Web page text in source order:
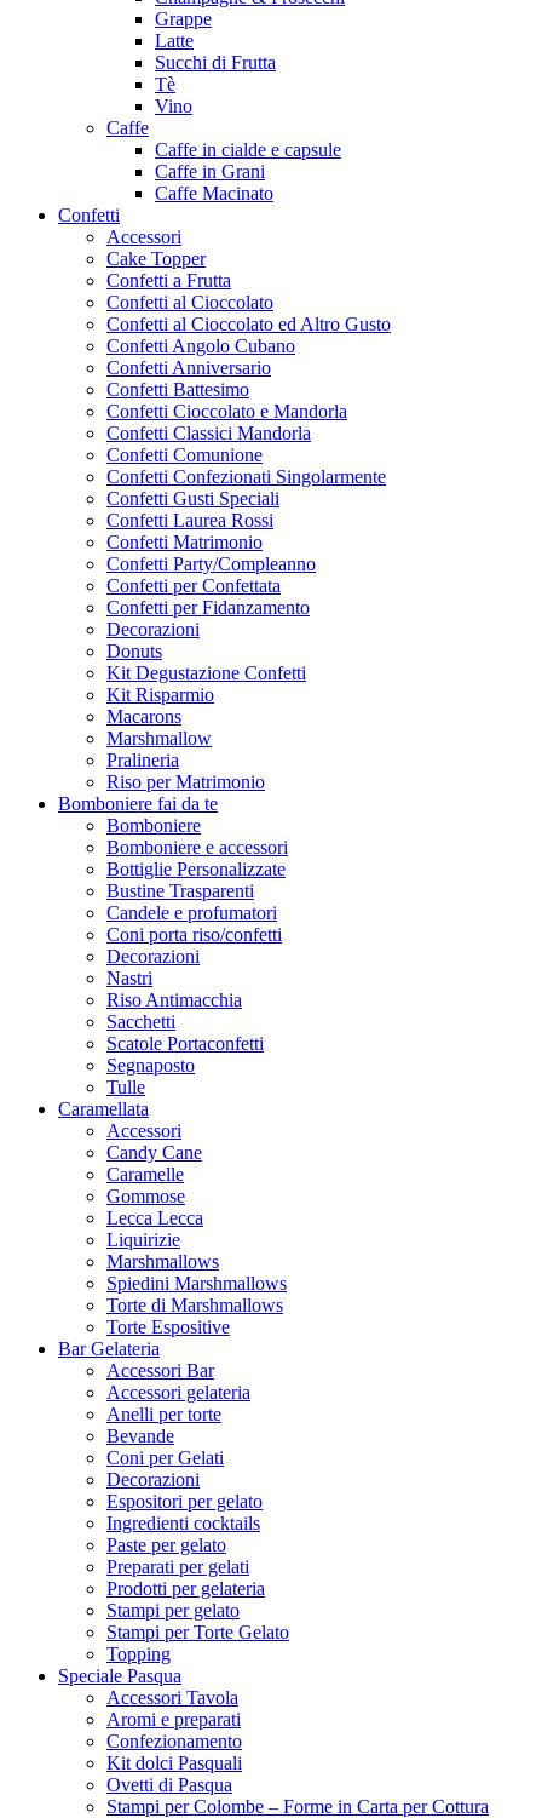
Grappe
Latte
Succhi di Frutta
Tè
Vino
Caffe
Caffe in cialde e capsule
Caffe in Grani
Caffe Macinato
Confetti
Accessori
Cake Topper
Confetti a Frutta
Confetti al Cioccolato
Confetti al Cioccolato ed Altro Gusto
Confetti Angolo Cubano
Confetti Anniversario
Confetti Battesimo
Confetti Cioccolato e Mandorla
Confetti Classici Mandorla
Confetti Comunione
Confetti Confezionati Singolarmente
Confetti Gusti Speciali
Confetti Laurea Rossi
Confetti Matrimonio
Confetti Party/Compleanno
Confetti per Confettata
Confetti per Fidanzamento
Decorazioni
Donuts
Kit Degustazione Confetti
Kit Risparmio
Macarons
Marshmallow
Pralineria
Riso per Matrimonio
Bomboniere fai da te
Bomboniere
Bomboniere e accessori
Bottiglie Personalizzate
Bustine Trasparenti
Candele e profumatori
Coni porta riso/confetti
Decorazioni
Nastri
Riso Antimacchia
Sacchetti
Scatole Portaconfetti
Segnaposto
Tulle
Caramellata
Accessori
Candy Cane
Caramelle
Gommose
Lecca Lecca
Liquirizie
Marshmallows
Spiedini Marshmallows
Torte di Marshmallows
Torte Espositive
Bar Gelateria
Accessori Bar
Accessori gelateria
Anelli per torte
Bevande
Coni per Gelati
Decorazioni
Espositori per gelato
Ingredienti cocktails
Paste per gelato
Preparati per gelati
Prodotti per gelateria
Stampi per gelato
Stampi per Torte Gelato
Topping
Speciale Pasqua
Accessori Tavola
Aromi e preparati
Confezionamento
Kit dolci Pasquali
Ovetti di Pasqua
Stampi per Colombe – Forme in Carta per Cottura